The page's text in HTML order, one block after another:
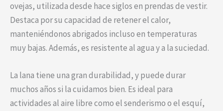
ovejas, utilizada desde hace siglos en prendas de vestir.
Destaca por su capacidad de retener el calor,
manteniéndonos abrigados incluso en temperaturas
muy bajas. Además, es resistente al agua y a la suciedad.
La lana tiene una gran durabilidad, y puede durar
muchos años si la cuidamos bien. Es ideal para
actividades al aire libre como el senderismo o el esquí,